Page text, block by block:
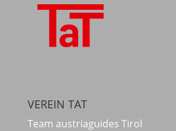
VEREIN TAT
Team austriaguides Tirol